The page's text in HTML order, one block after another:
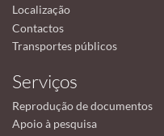
Localização
Contactos
Transportes públicos
Serviços
Reprodução de documentos
Apoio à pesquisa